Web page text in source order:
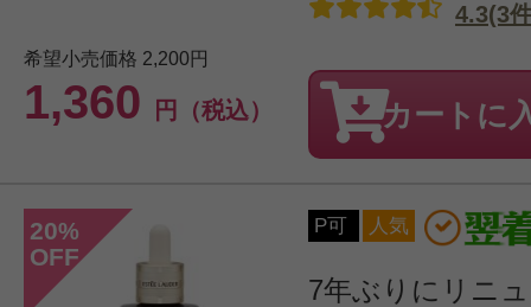
希望小売価格 2,200円
1,360 円（税込）
4.3(3
カートに
20%
OFF
P可 人気
7年ぶりにリニ